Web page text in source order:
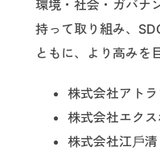
環境・社会・ガバナ
持って取り組み、
ともに、より高みを
株式会社アト
株式会社エクス
株式会社江戶清